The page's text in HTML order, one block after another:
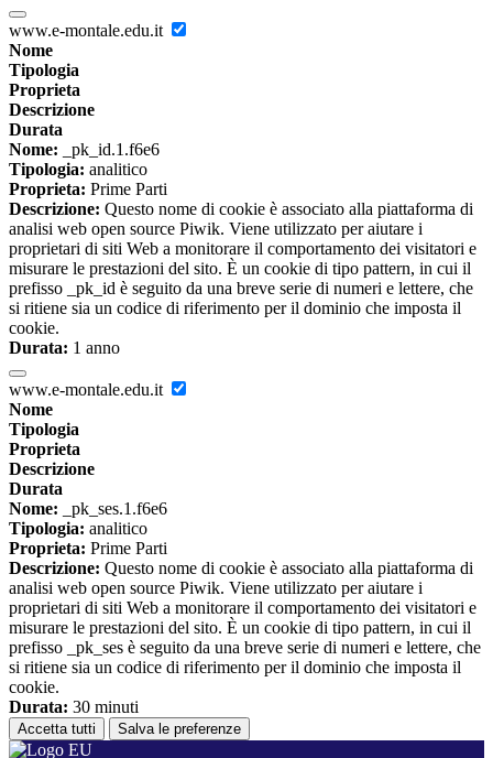
www.e-montale.edu.it
Nome
Tipologia
Proprieta
Descrizione
Durata
Nome: _pk_id.1.f6e6
Tipologia: analitico
Proprieta: Prime Parti
Descrizione: Questo nome di cookie è associato alla piattaforma di
analisi web open source Piwik. Viene utilizzato per aiutare i
proprietari di siti Web a monitorare il comportamento dei visitatori e
misurare le prestazioni del sito. È un cookie di tipo pattern, in cui il
prefisso _pk_id è seguito da una breve serie di numeri e lettere, che
si ritiene sia un codice di riferimento per il dominio che imposta il
cookie.
Durata: 1 anno
www.e-montale.edu.it
Nome
Tipologia
Proprieta
Descrizione
Durata
Nome: _pk_ses.1.f6e6
Tipologia: analitico
Proprieta: Prime Parti
Descrizione: Questo nome di cookie è associato alla piattaforma di
analisi web open source Piwik. Viene utilizzato per aiutare i
proprietari di siti Web a monitorare il comportamento dei visitatori e
misurare le prestazioni del sito. È un cookie di tipo pattern, in cui il
prefisso _pk_ses è seguito da una breve serie di numeri e lettere, che
si ritiene sia un codice di riferimento per il dominio che imposta il
cookie.
Durata: 30 minuti
Accetta tutti Salva le preferenze